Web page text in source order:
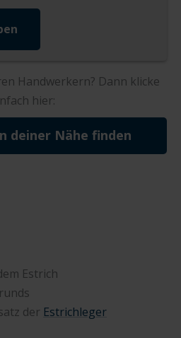
Handwerkern? Dann klicke
hier:
deiner Nähe finden
Estrich
der Estrichleger